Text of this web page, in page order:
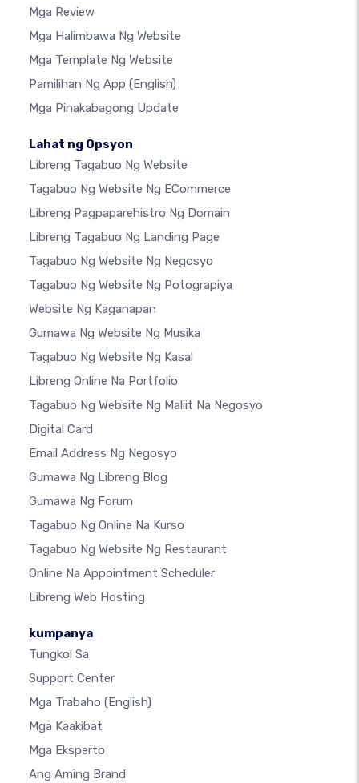
Mga Review
Mga Halimbawa Ng Website
Mga Template Ng Website
Pamilihan Ng App (English)
Mga Pinakabagong Update
Lahat ng Opsyon
Libreng Tagabuo Ng Website
Tagabuo Ng Website Ng ECommerce
Libreng Pagpaparehistro Ng Domain
Libreng Tagabuo Ng Landing Page
Tagabuo Ng Website Ng Negosyo
Tagabuo Ng Website Ng Potograpiya
Website Ng Kaganapan
Gumawa Ng Website Ng Musika
Tagabuo Ng Website Ng Kasal
Libreng Online Na Portfolio
Tagabuo Ng Website Ng Maliit Na Negosyo
Digital Card
Email Address Ng Negosyo
Gumawa Ng Libreng Blog
Gumawa Ng Forum
Tagabuo Ng Online Na Kurso
Tagabuo Ng Website Ng Restaurant
Online Na Appointment Scheduler
Libreng Web Hosting
kumpanya
Tungkol Sa
Support Center
Mga Trabaho (English)
Mga Kaakibat
Mga Eksperto
Ang Aming Brand